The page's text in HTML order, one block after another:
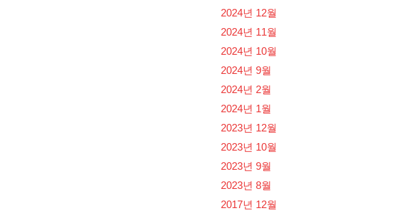
2024년 12월
2024년 11월
2024년 10월
2024년 9월
2024년 2월
2024년 1월
2023년 12월
2023년 10월
2023년 9월
2023년 8월
2017년 12월